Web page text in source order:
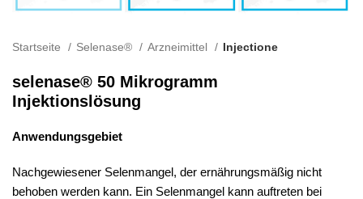
Startseite Selenase® Arzneimittel Injectione
selenase® 50 Mikrogramm
Injektionslösung
Anwendungsgebiet
Nachgewiesener Selenmangel, der ernährungsmäßig nicht
behoben werden kann. Ein Selenmangel kann auftreten bei